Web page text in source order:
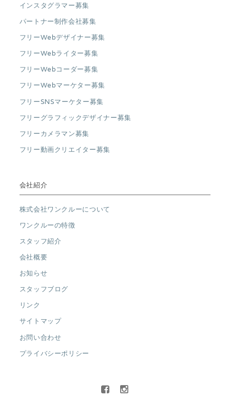
インスタグラマー募集
パートナー制作会社募集
フリーWebデザイナー募集
フリーWebライター募集
フリーWebコーダー募集
フリーWebマーケター募集
フリーSNSマーケター募集
フリーグラフィックデザイナー募集
フリーカメラマン募集
フリー動画クリエイター募集
会社紹介
株式会社ワンクルーについて
ワンクルーの特徴
スタッフ紹介
会社概要
お知らせ
スタッフブログ
リンク
サイトマップ
お問い合わせ
プライバシーポリシー